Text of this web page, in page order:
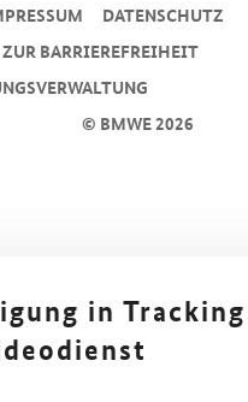
© BMWE 2026
DA­TEN­SCHUTZ
BARRIEREFREIHEIT
in